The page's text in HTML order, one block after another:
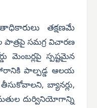
తక్షణమే
పాత్రపై సమగ్ర విచారణ
మెంబర్లపై స్పష్టమైన
పాల్పడ్డ ఆలయ
తీసుకోవాలని, బ్యానర్లు,
దుర్వినియోగాన్ని